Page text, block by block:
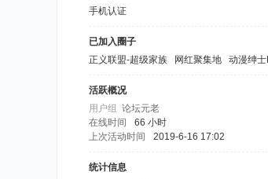
手机认证
已加入圈子
正义联盟-超级家族
网红聚集地 动漫绅
活跃概况
用户组 论坛元老
在线时间
66 小时
上次活动时间
2019-6-16 17:02
统计信息